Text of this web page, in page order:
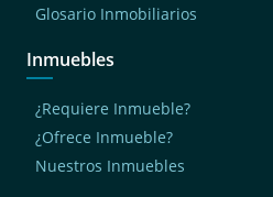
Glosario Inmobiliarios
Inmuebles
¿Requiere Inmueble?
¿Ofrece Inmueble?
Nuestros Inmuebles